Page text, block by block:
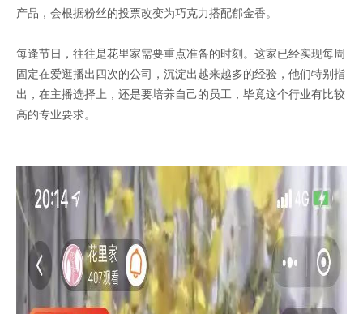
产品，会根据粉丝的投票改变为巧克力搭配郁金香。
每逢节日，往往是花里家需要重点准备的时刻。这家已经实现每周
固定在爱逛播出四次的公司，沉淀出越来越多的经验，他们特别指
出，在主播选择上，还是要培养自己的员工，毕竟这个行业有比较
高的专业要求。